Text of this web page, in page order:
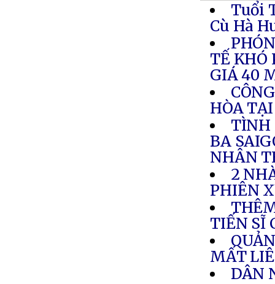
Tuổi
Cù Hà
TẾ KHÓ
GIÁ 40
HÒA
TÌNH
BA
NHÂN
2
PHIÊN
TIẾN SĨ
MẤT
DÂN